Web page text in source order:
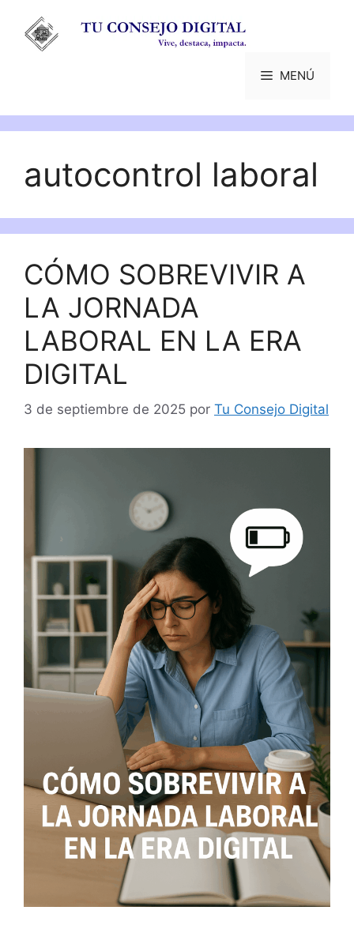
contenido
MENÚ
autocontrol laboral
CÓMO SOBREVIVIR A
LA JORNADA
LABORAL EN LA ERA
DIGITAL
3 de septiembre de 2025 por Tu Consejo Digital